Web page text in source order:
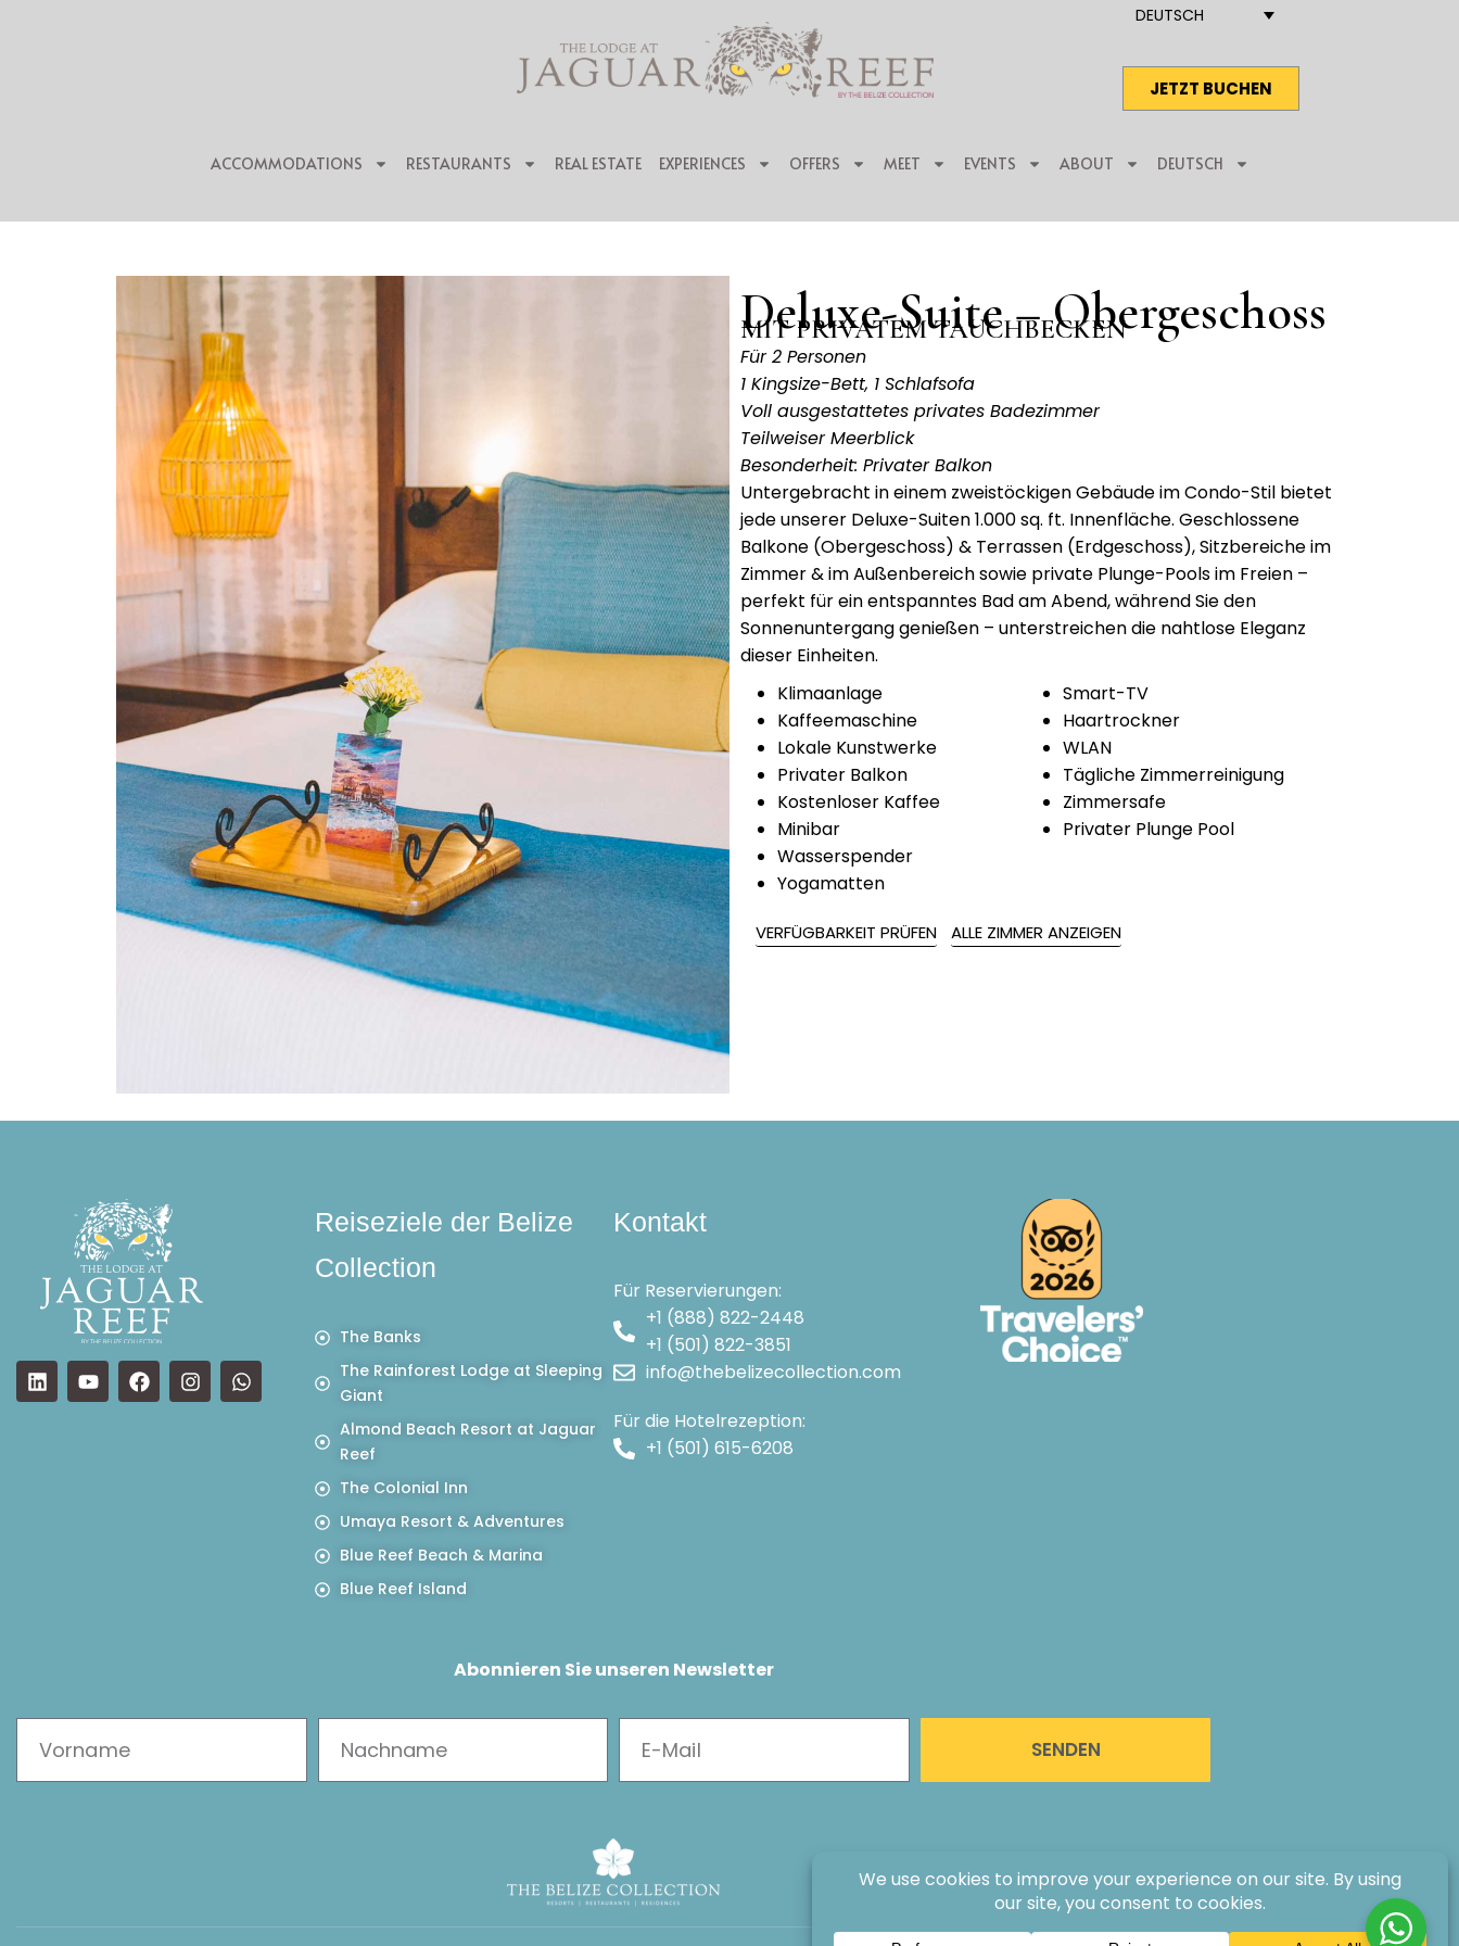
DEUTSCH
JETZT BUCHEN
ACCOMMODATIONS RESTAURANTS REAL ESTATE EXPERIENCES OFFERS MEET EVENTS ABOUT DEUTSCH
Deluxe-Suite – Obergeschoss
MIT PRIVATEM TAUCHBECKEN
Für 2 Personen
1 Kingsize-Bett, 1 Schlafsofa
Voll ausgestattetes privates Badezimmer
Teilweiser Meerblick
Besonderheit: Privater Balkon
Untergebracht in einem zweistöckigen Gebäude im Condo-Stil bietet
jede unserer Deluxe-Suiten 1.000 sq. ft. Innenfläche. Geschlossene
Balkone (Obergeschoss) & Terrassen (Erdgeschoss), Sitzbereiche im
Zimmer & im Außenbereich sowie private Plunge-Pools im Freien –
perfekt für ein entspanntes Bad am Abend, während Sie den
Sonnenuntergang genießen – unterstreichen die nahtlose Eleganz
dieser Einheiten.
Klimaanlage
Kaffeemaschine
Lokale Kunstwerke
Privater Balkon
Kostenloser Kaffee
Minibar
Wasserspender
Yogamatten
Smart-TV
Haartrockner
WLAN
Tägliche Zimmerreinigung
Zimmersafe
Privater Plunge Pool
VERFÜGBARKEIT PRÜFEN ALLE ZIMMER ANZEIGEN
Reiseziele der Belize
Collection
The Banks
The Rainforest Lodge at Sleeping
Giant
Almond Beach Resort at Jaguar
Reef
The Colonial Inn
Umaya Resort & Adventures
Blue Reef Beach & Marina
Blue Reef Island
Kontakt
Für Reservierungen:
+1 (888) 822-2448
+1 (501) 822-3851
info@thebelizecollection.com
Für die Hotelrezeption:
+1 (501) 615-6208
Abonnieren Sie unseren Newsletter
SENDEN